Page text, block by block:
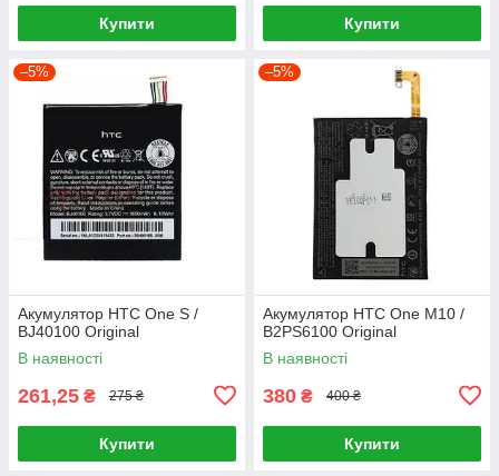
Купити Купити
–5%
Акумулятор HTC One S /
BJ40100 Original
В наявності
261,25 ₴ 275 ₴
Купити
–5%
Акумулятор HTC One M10 /
B2PS6100 Original
В наявності
380 ₴ 400 ₴
Купити